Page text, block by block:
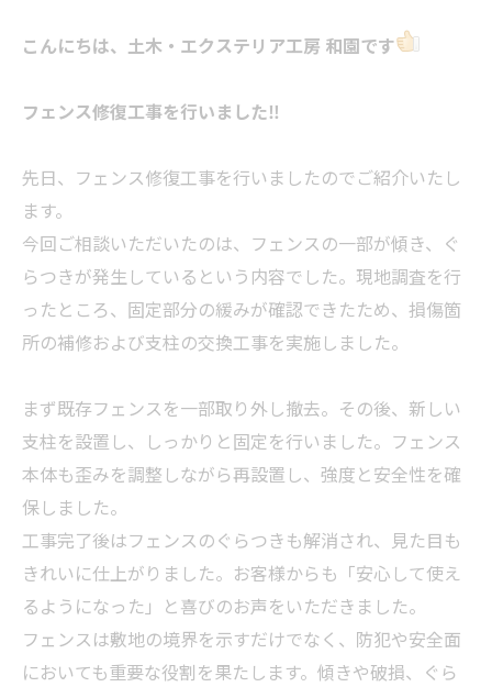
こんにちは、土木・エクステリア工房 和園です
フェンス修復工事を行いました‼
先日、フェンス修復工事を行いましたのでご紹介いたし
ます。
今回ご相談いただいたのは、フェンスの一部が傾き、ぐ
らつきが発生しているという内容でした。現地調査を行
ったところ、固定部分の緩みが確認できたため、損傷箇
所の補修および支柱の交換工事を実施しました。
まず既存フェンスを一部取り外し撤去。その後、新しい
支柱を設置し、しっかりと固定を行いました。フェンス
本体も歪みを調整しながら再設置し、強度と安全性を確
保しました。
工事完了後はフェンスのぐらつきも解消され、見た目も
きれいに仕上がりました。お客様からも「安心して使え
るようになった」と喜びのお声をいただきました。
フェンスは敷地の境界を示すだけでなく、防犯や安全面
においても重要な役割を果たします。傾きや破損、ぐら